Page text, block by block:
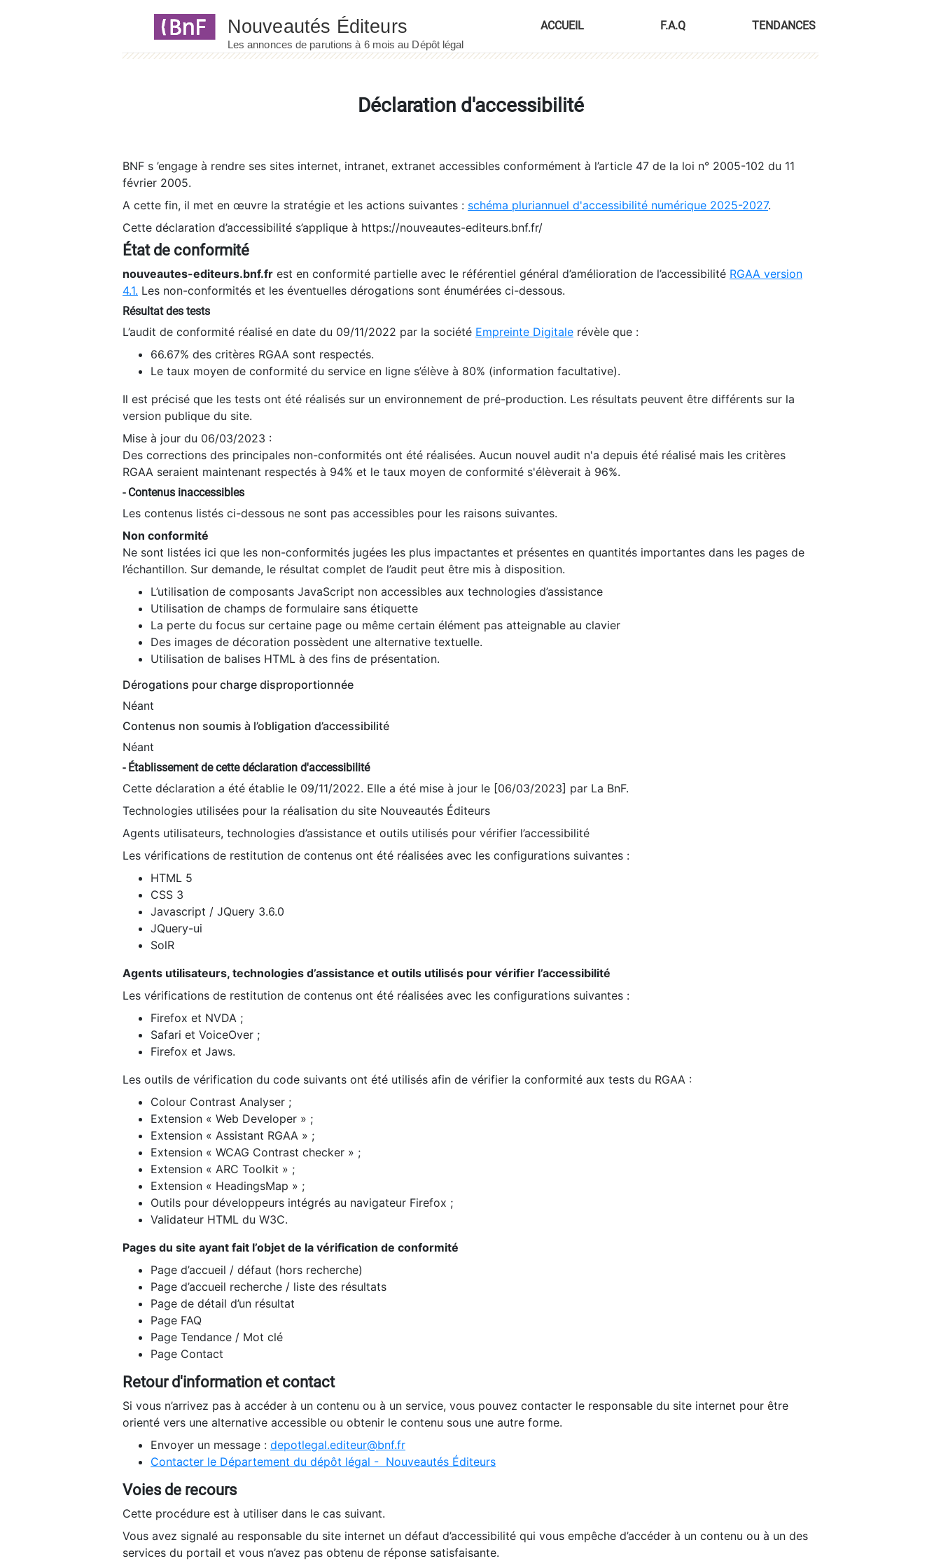
ACCUEIL F.A.Q TENDANCES
Déclaration d'accessibilité
BNF s ’engage à rendre ses sites internet, intranet, extranet accessibles conformément à l’article 47 de la loi n° 2005-102 du 11
février 2005.
A cette fin, il met en œuvre la stratégie et les actions suivantes : schéma pluriannuel d'accessibilité numérique 2025-2027.
Cette déclaration d’accessibilité s’applique à https://nouveautes-editeurs.bnf.fr/
État de conformité
nouveautes-editeurs.bnf.fr est en conformité partielle avec le référentiel général d’amélioration de l’accessibilité RGAA version
4.1. Les non-conformités et les éventuelles dérogations sont énumérées ci-dessous.
Résultat des tests
L’audit de conformité réalisé en date du 09/11/2022 par la société Empreinte Digitale révèle que :
66.67% des critères RGAA sont respectés.
Le taux moyen de conformité du service en ligne s’élève à 80% (information facultative).
Il est précisé que les tests ont été réalisés sur un environnement de pré-production. Les résultats peuvent être différents sur la
version publique du site.
Mise à jour du 06/03/2023 :
Des corrections des principales non-conformités ont été réalisées. Aucun nouvel audit n'a depuis été réalisé mais les critères
RGAA seraient maintenant respectés à 94% et le taux moyen de conformité s'élèverait à 96%.
- Contenus inaccessibles
Les contenus listés ci-dessous ne sont pas accessibles pour les raisons suivantes.
Non conformité
Ne sont listées ici que les non-conformités jugées les plus impactantes et présentes en quantités importantes dans les pages de
l’échantillon. Sur demande, le résultat complet de l’audit peut être mis à disposition.
L’utilisation de composants JavaScript non accessibles aux technologies d’assistance
Utilisation de champs de formulaire sans étiquette
La perte du focus sur certaine page ou même certain élément pas atteignable au clavier
Des images de décoration possèdent une alternative textuelle.
Utilisation de balises HTML à des fins de présentation.
Dérogations pour charge disproportionnée
Néant
Contenus non soumis à l’obligation d’accessibilité
Néant
- Établissement de cette déclaration d'accessibilité
Cette déclaration a été établie le 09/11/2022. Elle a été mise à jour le [06/03/2023] par La BnF.
Technologies utilisées pour la réalisation du site Nouveautés Éditeurs
Agents utilisateurs, technologies d’assistance et outils utilisés pour vérifier l’accessibilité
Les vérifications de restitution de contenus ont été réalisées avec les configurations suivantes :
HTML 5
CSS 3
Javascript / JQuery 3.6.0
JQuery-ui
SolR
Agents utilisateurs, technologies d’assistance et outils utilisés pour vérifier l’accessibilité
Les vérifications de restitution de contenus ont été réalisées avec les configurations suivantes :
Firefox et NVDA ;
Safari et VoiceOver ;
Firefox et Jaws.
Les outils de vérification du code suivants ont été utilisés afin de vérifier la conformité aux tests du RGAA :
Colour Contrast Analyser ;
Extension « Web Developer » ;
Extension « Assistant RGAA » ;
Extension « WCAG Contrast checker » ;
Extension « ARC Toolkit » ;
Extension « HeadingsMap » ;
Outils pour développeurs intégrés au navigateur Firefox ;
Validateur HTML du W3C.
Pages du site ayant fait l’objet de la vérification de conformité
Page d’accueil / défaut (hors recherche)
Page d’accueil recherche / liste des résultats
Page de détail d’un résultat
Page FAQ
Page Tendance / Mot clé
Page Contact
Retour d'information et contact
Si vous n’arrivez pas à accéder à un contenu ou à un service, vous pouvez contacter le responsable du site internet pour être
orienté vers une alternative accessible ou obtenir le contenu sous une autre forme.
Envoyer un message : depotlegal.editeur@bnf.fr
Contacter le Département du dépôt légal - Nouveautés Éditeurs
Voies de recours
Cette procédure est à utiliser dans le cas suivant.
Vous avez signalé au responsable du site internet un défaut d’accessibilité qui vous empêche d’accéder à un contenu ou à un des
services du portail et vous n’avez pas obtenu de réponse satisfaisante.